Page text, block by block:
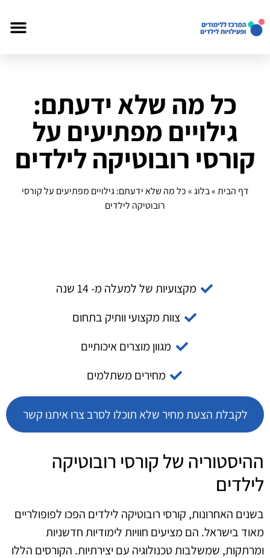
כל מה שלא ידעתם:
גילויים מפתיעים על
קורסי רובוטיקה לילדים
דף הבית»בלוג»כל מה שלא ידעתם: גילויים מפתיעים על קורסי
רובוטיקה לילדים
מקצועיות של למעלה מ- 14 שנה
צוות מקצועי וותיק בתחום
מגוון מוצרים איכותיים
מחירים משתלמים
לקבלת הצעת מחיר שלא תוכלו לסרב צרו איתנו קשר
ההיסטוריה של קורסי רובוטיקה
לילדים
בשנים האחרונות, קורסי רובוטיקה לילדים הפכו לפופולריים
מאוד בישראל. הם מציעים חוויות לימודיות חדשניות
ומרתקות, שמשלבות טכנולוגיה עם יצירתיות. הקורסים הללו